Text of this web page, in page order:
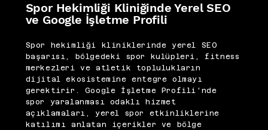
Spor Hekimliği Kliniğinde Yerel SEO
ve Google İşletme Profili
Spor hekimliği kliniklerinde yerel SEO
başarısı, bölgedeki spor kulüpleri, fitness
merkezleri ve atletik toplulukların
dijital ekosistemine entegre olmayı
gerektirir. Google İşletme Profili'nde
spor yaralanması odaklı hizmet
açıklamaları, yerel spor etkinliklerine
katılımı anlatan içerikler ve bölge